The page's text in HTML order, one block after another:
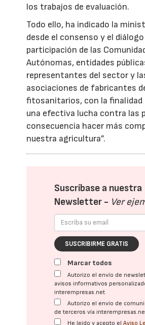
los trabajos de evaluación.
Todo ello, ha indicado la
desde el consenso y el
participación de las
Autónomas, entidades
representantes del sector y
asociaciones de fabricantes
fitosanitarios, con la finalidad
una efectiva lucha contra las
consecuencia hacer más
nuestra agricultura”.
Suscríbase a nuestra
Newsletter - Ver
SUSCRIBIRME GRATIS
Marcar todos
Autorizo el envío de
avisos informativos
interempresas.net
Autorizo el envío de
de terceros vía
He leído y acepto elAviso